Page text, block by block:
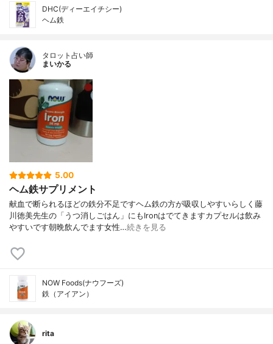
DHC(ディーエイチシー)
ヘム鉄
タロット占い師
まいかる
5.00
ヘム鉄サプリメント
献血で断られるほどの鉄分不足ですヘム鉄の方が吸収しやすいらしく藤
川徳美先生の「うつ消しごはん」にもIronはでてきますカプセルは飲み
やすいです朝晩飲んでます女性…続きを見る
NOW Foods(ナウフーズ)
鉄（アイアン）
rita